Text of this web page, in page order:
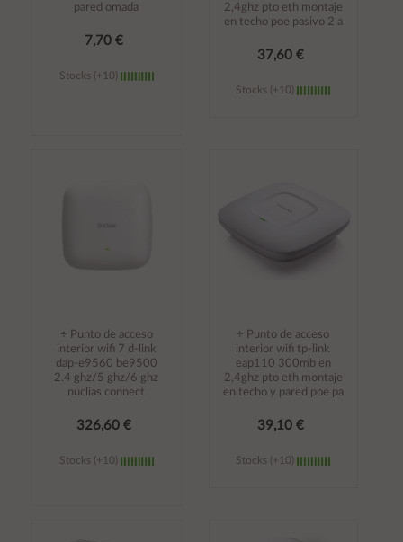
pared omada
7,70 €
Stocks (+10)
2,4ghz pto eth montaje
en techo poe pasivo 2 a
37,60 €
Stocks (+10)
÷ Punto de acceso
interior wifi 7 d-link
dap-e9560 be9500
2.4 ghz/5 ghz/6 ghz
nuclias connect
326,60 €
Stocks (+10)
÷ Punto de acceso
interior wifi tp-link
eap110 300mb en
2,4ghz pto eth montaje
en techo y pared poe pa
39,10 €
Stocks (+10)